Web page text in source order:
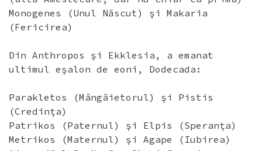
Monogenes (Unul Născut) şi Makaria
(Fericirea)
Din Anthropos şi Ekklesia, a emanat
ultimul eşalon de eoni, Dodecada:
Parakletos (Mângâietorul) şi Pistis
(Credinţa)
Patrikos (Paternul) şi Elpis (Speranţa)
Metrikos (Maternul) şi Agape (Iubirea)